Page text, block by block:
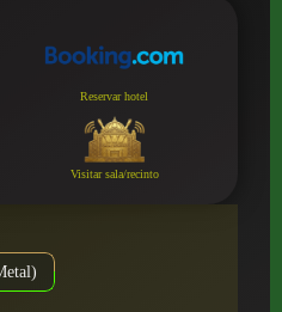
Reservar hotel
Visitar sala/recinto